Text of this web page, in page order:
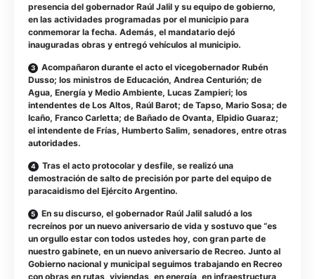
presencia del gobernador Raúl Jalil y su equipo de gobierno,
en las actividades programadas por el municipio para
conmemorar la fecha. Además, el mandatario dejó
inauguradas obras y entregó vehículos al municipio.
Acompañaron durante el acto el vicegobernador Rubén
Dusso; los ministros de Educación, Andrea Centurión; de
Agua, Energía y Medio Ambiente, Lucas Zampieri; los
intendentes de Los Altos, Raúl Barot; de Tapso, Mario Sosa; de
Icaño, Franco Carletta; de Bañado de Ovanta, Elpidio Guaraz;
el intendente de Frías, Humberto Salim, senadores, entre otras
autoridades.
Tras el acto protocolar y desfile, se realizó una
demostración de salto de precisión por parte del equipo de
paracaidismo del Ejército Argentino.
En su discurso, el gobernador Raúl Jalil saludó a los
recreínos por un nuevo aniversario de vida y sostuvo que “es
un orgullo estar con todos ustedes hoy, con gran parte de
nuestro gabinete, en un nuevo aniversario de Recreo. Junto al
Gobierno nacional y municipal seguimos trabajando en Recreo
con obras en rutas, viviendas, en energía, en infraestructura